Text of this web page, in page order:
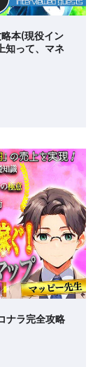
本(現役イン
知って、マネ
ナラ完全攻略